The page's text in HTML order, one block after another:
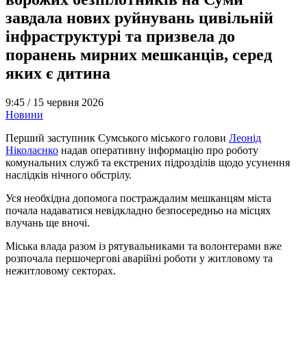
завдала нових руйнувань цивільній
інфраструктурі та призвела до
поранень мирних мешканців, серед
яких є дитина
9:45 / 15 червня 2026
Новини
Перший заступник Сумського міського голови Леонід
Ніколаєнко надав оперативну інформацію про роботу
комунальних служб та екстрених підрозділів щодо усунення
наслідків нічного обстрілу.
Уся необхідна допомога постраждалим мешканцям міста
почала надаватися невідкладно безпосередньо на місцях
влучань ще вночі.
Міська влада разом із рятувальниками та волонтерами вже
розпочала першочергові аварійні роботи у житловому та
нежитловому секторах.